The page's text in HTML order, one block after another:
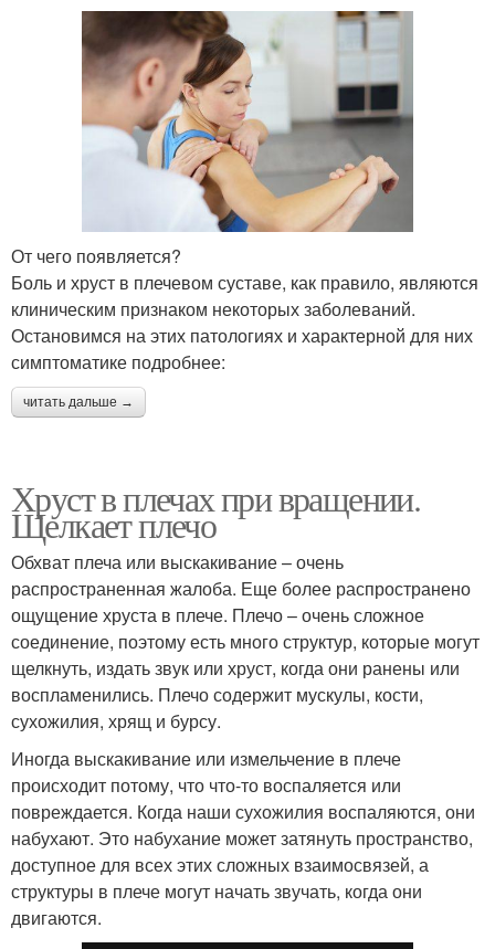
От чего появляется?
Боль и хруст в плечевом суставе, как правило, являются
клиническим признаком некоторых заболеваний.
Остановимся на этих патологиях и характерной для них
симптоматике подробнее:
читать дальше →
Хруст в плечах при вращении.
Щелкает плечо
Обхват плеча или выскакивание – очень
распространенная жалоба. Еще более распространено
ощущение хруста в плече. Плечо – очень сложное
соединение, поэтому есть много структур, которые могут
щелкнуть, издать звук или хруст, когда они ранены или
воспламенились. Плечо содержит мускулы, кости,
сухожилия, хрящ и бурсу.
Иногда выскакивание или измельчение в плече
происходит потому, что что-то воспаляется или
повреждается. Когда наши сухожилия воспаляются, они
набухают. Это набухание может затянуть пространство,
доступное для всех этих сложных взаимосвязей, а
структуры в плече могут начать звучать, когда они
двигаются.